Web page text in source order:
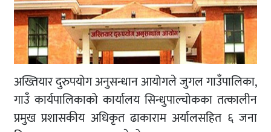
अख्तियार दुरुपयोग अनुसन्धान आयोगले जुगल गाउँपालिका,
गाउँ कार्यपालिकाको कार्यालय सिन्धुपाल्चोकका तत्कालीन
प्रमुख प्रशासकीय अधिकृत ढाकाराम अर्यालसहित ६ जना